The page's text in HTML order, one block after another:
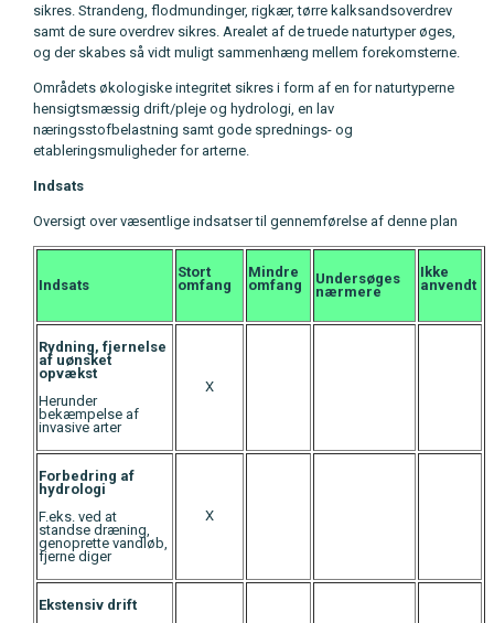
sikres. Strandeng, flodmundinger, rigkær, tørre kalksandsoverdrev
samt de sure overdrev sikres. Arealet af de truede naturtyper øges,
og der skabes så vidt muligt sammenhæng mellem forekomsterne.
Områdets økologiske integritet sikres i form af en for naturtyperne
hensigtsmæssig drift/pleje og hydrologi, en lav
næringsstofbelastning samt gode sprednings- og
etableringsmuligheder for arterne.
Indsats
Oversigt over væsentlige indsatser til gennemførelse af denne plan
Indsats
Stort
omfang
Mindre
omfang
Undersøges
nærmere
Ikke
anvendt
Rydning, fjernelse
af uønsket
opvækst
Herunder
bekæmpelse af
invasive arter
X
Forbedring af
hydrologi
F.eks. ved at
standse dræning,
genoprette vandløb,
fjerne diger
X
Ekstensiv drift